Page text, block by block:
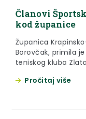
Članovi
kod županice
Županica
Borovčak, primila
teniskog kluba
Pročitaj više